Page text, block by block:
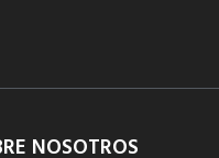
NOSOTROS